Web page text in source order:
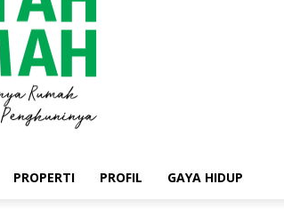
PROPERTI PROFIL GAYA HIDUP